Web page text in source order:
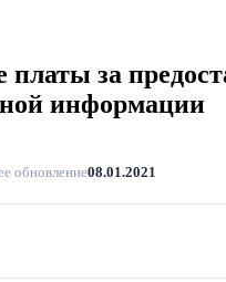
платы за
информации
обновление08.01.2021